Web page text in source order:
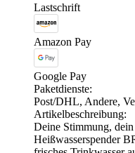
Lastschrift
Amazon Pay
Google Pay
Paketdienste:
Post/DHL, Andere,
Artikelbeschreibung:
Deine Stimmung,
Heißwasserspender